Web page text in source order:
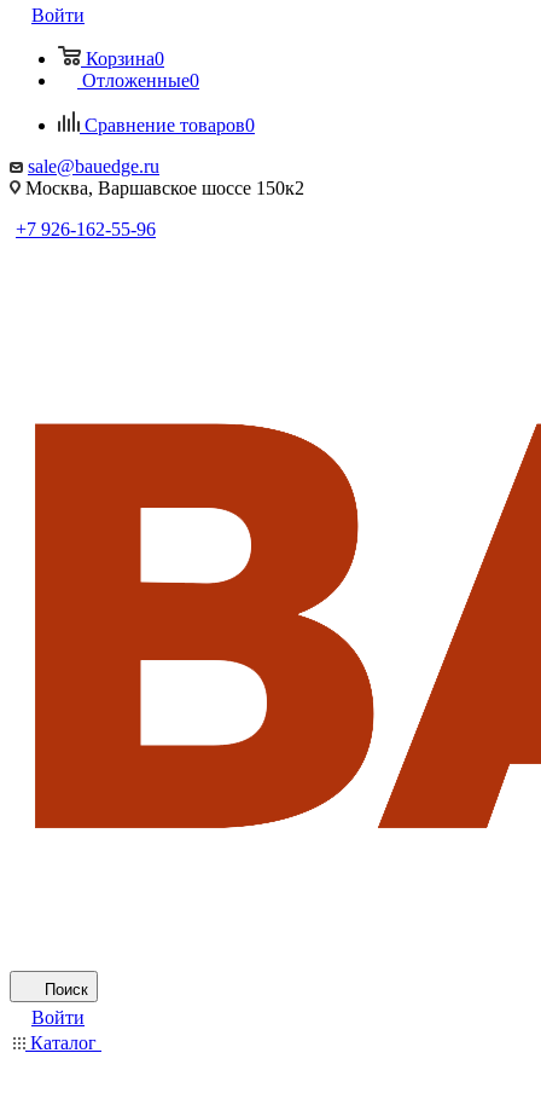
Войти
Корзина0
Отложенные0
Сравнение товаров0
sale@bauedge.ru
Москва, Варшавское шоссе 150к2
+7 926-162-55-96
Поиск
Войти
Каталог